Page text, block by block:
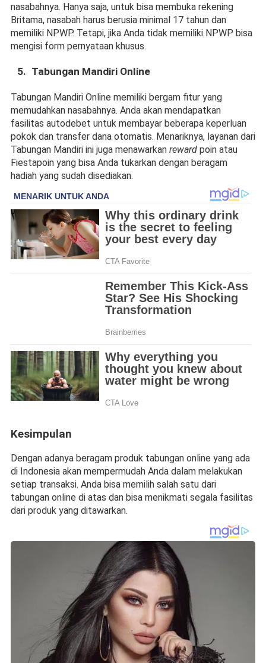
nasabahnya. Hanya saja, untuk bisa membuka rekening
Britama, nasabah harus berusia minimal 17 tahun dan
memiliki NPWP. Tetapi, jika Anda tidak memiliki NPWP bisa
mengisi form pernyataan khusus.
Tabungan Mandiri Online
Tabungan Mandiri Online memiliki bergam fitur yang
memudahkan nasabahnya. Anda akan mendapatkan
fasilitas autodebet untuk membayar beberapa keperluan
pokok dan transfer dana otomatis. Menariknya, layanan dari
Tabungan Mandiri ini juga menawarkan reward poin atau
Fiestapoin yang bisa Anda tukarkan dengan beragam
hadiah yang sudah disediakan.
Kesimpulan
Dengan adanya beragam produk tabungan online yang ada
di Indonesia akan mempermudah Anda dalam melakukan
setiap transaksi. Anda bisa memilih salah satu dari
tabungan online di atas dan bisa menikmati segala fasilitas
dari produk yang ditawarkan.